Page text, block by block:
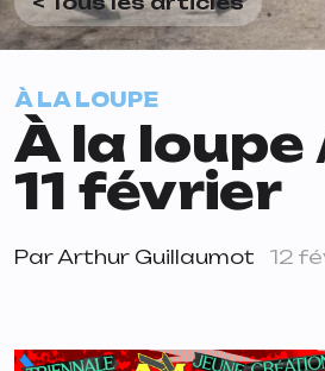
À LA LOUPE
À la loupe
11 février
ParArthur Guillaumot 12